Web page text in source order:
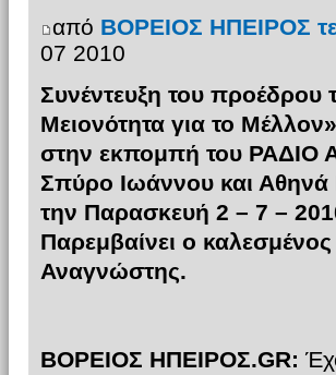
από ΒΟΡΕΙΟΣ ΗΠΕΙΡΟΣ
07 2010
Συνέντευξη του προέδρου
Μειονότητα για το
στην εκπομπή του ΡΑΔΙΟ
Σπύρο Ιωάννου και
την Παρασκευή 2 – 7 –
Παρεμβαίνει ο
Αναγνώστης.
ΒΟΡΕΙΟΣ ΗΠΕΙΡΟΣ.GR: